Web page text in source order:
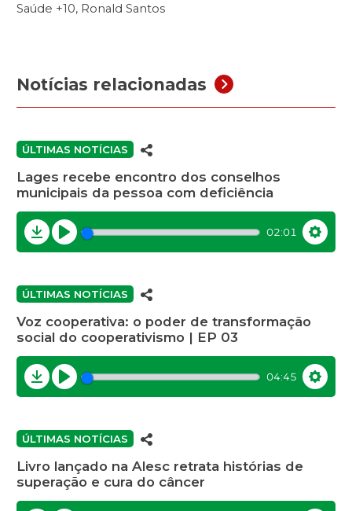
Saúde +10, Ronald Santos
Notícias relacionadas
ÚLTIMAS NOTÍCIAS
Lages recebe encontro dos conselhos
municipais da pessoa com deficiência
Download
Play
02:01
ÚLTIMAS NOTÍCIAS
Voz cooperativa: o poder de transformação
social do cooperativismo | EP 03
Download
Play
04:45
ÚLTIMAS NOTÍCIAS
Livro lançado na Alesc retrata histórias de
superação e cura do câncer